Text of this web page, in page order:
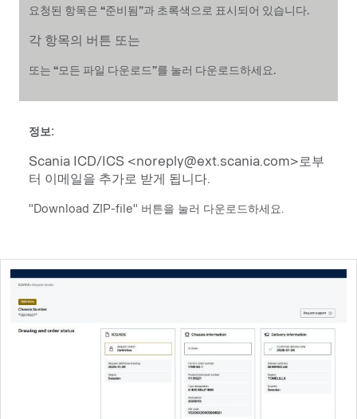
요청된 항목은 “준비됨”과 초록색으로 표시되어 있습니다.
각 항목의 버튼 또는
또는 “모든 파일 다운로드”를 눌러 다운로드하세요.
정보:​
Scania ICD/ICS <noreply@ext.scania.com>로부
터 이메일을 추가로 받게 됩니다.
"Download ZIP-file" 버튼을 눌러 다운로드하세요.